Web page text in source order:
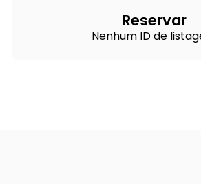
Reservar
Nenhum ID de